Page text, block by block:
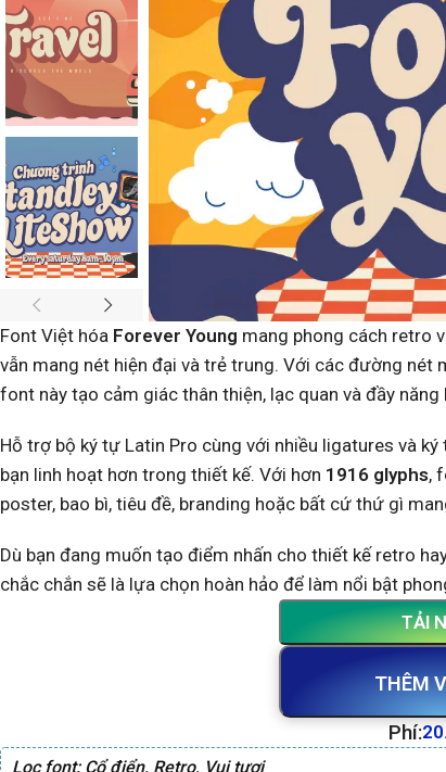
Font Việt hóa Forever Young mang phong cách retro
vẫn mang nét hiện đại và trẻ trung. Với các đường
font này tạo cảm giác thân thiện, lạc quan và đầy năng
Hỗ trợ bộ ký tự Latin Pro cùng với nhiều ligatures và
bạn linh hoạt hơn trong thiết kế. Với hơn 1916 glyphs,
poster, bao bì, tiêu đề, branding hoặc bất cứ thứ gì
Dù bạn đang muốn tạo điểm nhấn cho thiết kế retro
chắc chắn sẽ là lựa chọn hoàn hảo để làm nổi bật
THÊM
TẢI
Phí:
Lọc font: Cổ điển, Retro, Vui tươi